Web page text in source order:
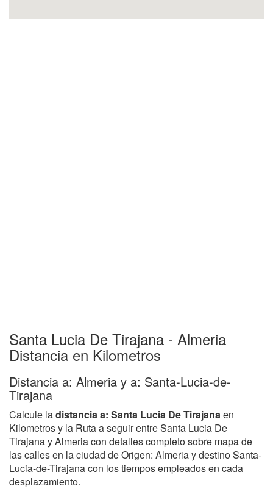
Santa Lucia De Tirajana - Almeria
Distancia en Kilometros
Distancia a: Almeria y a: Santa-Lucia-de-
Tirajana
Calcule ladistancia a: Santa Lucia De Tirajanaen
Kilometros y la Ruta a seguir entre Santa Lucia De
Tirajana y Almeria con detalles completo sobre mapa de
las calles en la ciudad de Origen: Almeria y destino Santa-
Lucia-de-Tirajana con los tiempos empleados en cada
desplazamiento.